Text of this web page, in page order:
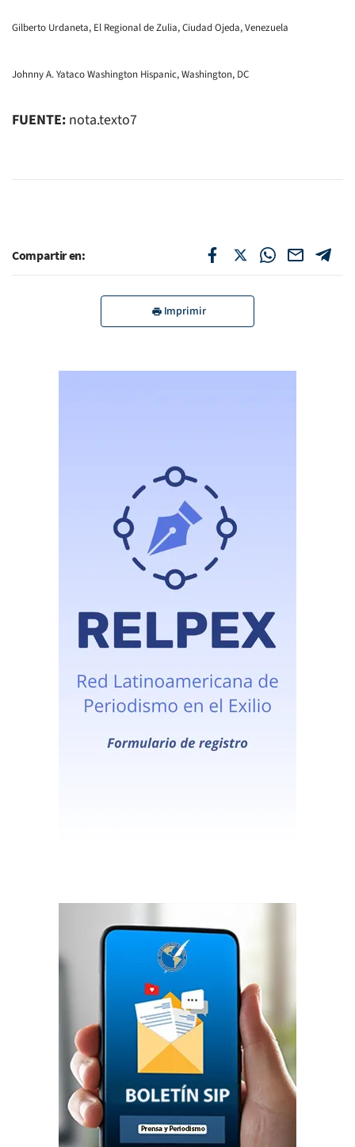
Gilberto Urdaneta, El Regional de Zulia, Ciudad Ojeda, Venezuela
Johnny A. Yataco Washington Hispanic, Washington, DC
FUENTE: nota.texto7
Compartir en:
Imprimir